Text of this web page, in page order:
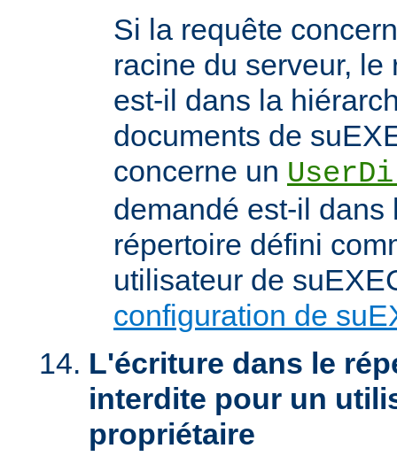
Si la requête
racine du serveur,
est-il dans la
documents de
concerne un
demandé est-il dans
répertoire défini
utilisateur de
configuration de
L'écriture dans le
interdite pour un
propriétaire